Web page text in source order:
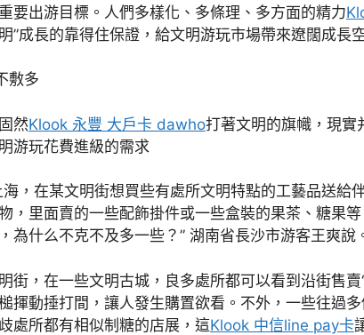
要出游目標。人們多樣化、多條理、多方面的精力
”成長的靠得住保證，給文明游玩市場帶來遼闊成長
敷多
然Klook 永豐 大戶卡 dawho打著文明的旗幟，現實
游玩花費進級的需求
海，在某文明街想買些有處所文明特點的工藝品送給
，里面賣的一些配飾掛件或一些盒裝的果茶、糖果
為什么不克不及多一些？” 湖南省長沙市游客王爽說
街，在一些文明古城，良多處所都可以看到沿街售
揮動捶打間，讓人發生購置欲看。不外，一些往過
處所都有相似制糖的店展，這Klook 中信line pay卡